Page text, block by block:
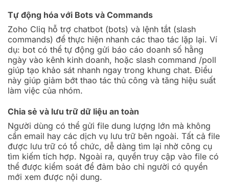
Tự động hóa với Bots và Commands
Zoho Cliq hỗ trợ chatbot (bots) và lệnh tắt (slash
commands) để thực hiện nhanh các thao tác lặp lại. Ví
dụ: bot có thể tự động gửi báo cáo doanh số hằng
ngày vào kênh kinh doanh, hoặc slash command /poll
giúp tạo khảo sát nhanh ngay trong khung chat. Điều
này giúp giảm bớt thao tác thủ công và tăng hiệu suất
làm việc của nhóm.
Chia sẻ và lưu trữ dữ liệu an toàn
Người dùng có thể gửi file dung lượng lớn mà không
cần email hay các dịch vụ lưu trữ bên ngoài. Tất cả file
được lưu trữ có tổ chức, dễ dàng tìm lại nhờ công cụ
tìm kiếm tích hợp. Ngoài ra, quyền truy cập vào file có
thể được kiểm soát để đảm bảo chỉ người có quyền
mới xem được nội dung.